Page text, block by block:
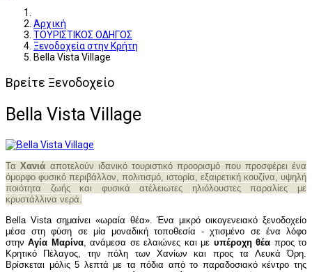
Αρχική
ΤΟΥΡΙΣΤΙΚΟΣ ΟΔΗΓΟΣ
Ξενοδοχεία στην Κρήτη
Bella Vista Village
Βρείτε Ξενοδοχείο
Bella Vista Village
ΤαΧανιά αποτελούν ιδανικό τουριστικό προορισμό που προσφέρει ένα
όμορφο φυσικό περιβάλλον, πολιτισμό, ιστορία, εξαιρετική κουζίνα, υψηλή
ποιότητα ζωής και φυσικά ατέλειωτες ηλιόλουστες παραλίες με
κρυστάλλινα νερά.
Bella Vista σημαίνει «ωραία θέα». Ένα μικρό οικογενειακό ξενοδοχείο
μέσα στη φύση σε μία μοναδική τοποθεσία - χτισμένο σε ένα λόφο
στηνΑγία Μαρίνα, ανάμεσα σε ελαιώνες και με υπέροχη θέα προς το
Κρητικό Πέλαγος, την πόλη των Χανίων και προς τα Λευκά Όρη.
Βρίσκεται μόλις 5 λεπτά με τα πόδια από το παραδοσιακό κέντρο της